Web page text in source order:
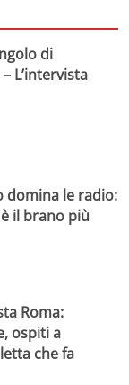
di
L’intervista
domina le radio:
il brano più
Roma:
ospiti a
che fa